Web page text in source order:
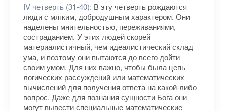
IV четверть (31-40): В эту четверть рождаются
люди с мягким, добродушным характером. Они
наделены мнительностью, переживаниями,
состраданием. У этих людей скорей
материалистичный, чем идеалистический склад
ума, и поэтому они пытаются до всего дойти
своим умом. Для них важно, чтобы была цепь
логических рассуждений или математических
вычислений для получения ответа на какой-либо
вопрос. Даже для познания сущности Бога они
могут вывести специальные математические